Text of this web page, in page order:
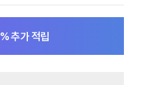
% 추가 적립